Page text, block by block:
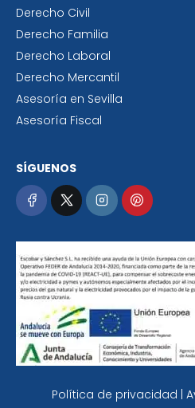
Derecho Civil
Derecho Familia
Derecho Laboral
Derecho Mercantil
Asesoría en Sevilla
Asesoría Fiscal
SÍGUENOS
Política de privacidad |